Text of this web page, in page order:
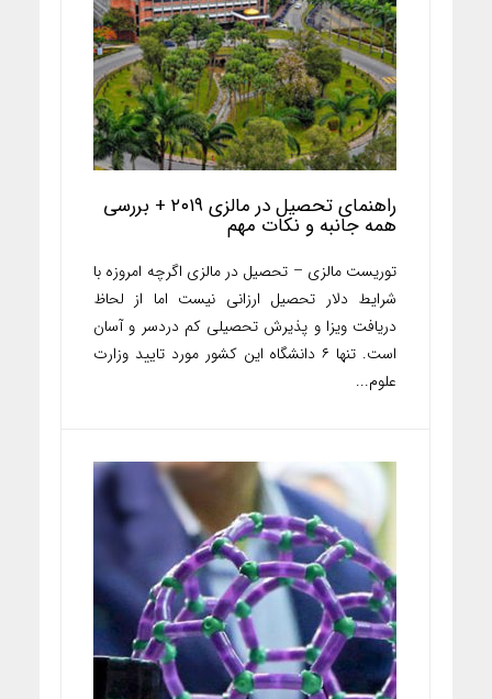
راهنمای تحصیل در مالزی ۲۰۱۹ + بررسی
همه جانبه و نکات مهم
توریست مالزی – تحصیل در مالزی اگرچه امروزه با
شرایط دلار تحصیل ارزانی نیست اما از لحاظ
دریافت ویزا و پذیرش تحصیلی کم دردسر و آسان
است. تنها ۶ دانشگاه این کشور مورد تایید وزارت
علوم...